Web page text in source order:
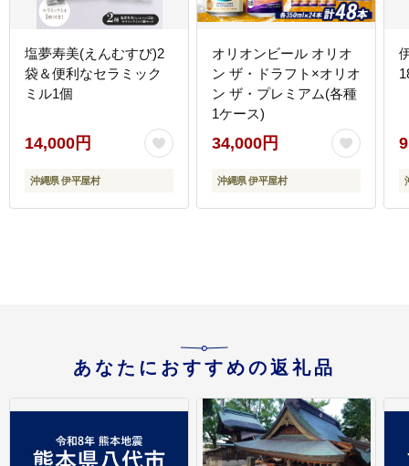
塩夢寿美(えんむすび)2
袋＆便利なセラミック
ミル1個
14,000円
沖縄県 伊平屋村
オリオンビール オリオ
ン ザ・ドラフト×オリオ
ン ザ・プレミアム(各種
1ケース)
34,000円
沖縄県 伊平屋村
あなたにおすすめの返礼品